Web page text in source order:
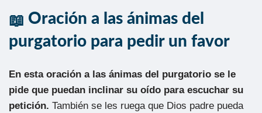
Oración a las ánimas del
purgatorio para pedir un favor
En esta oración a las ánimas del purgatorio se le
pide que puedan inclinar su oído para escuchar su
petición. También se les ruega que Dios padre pueda